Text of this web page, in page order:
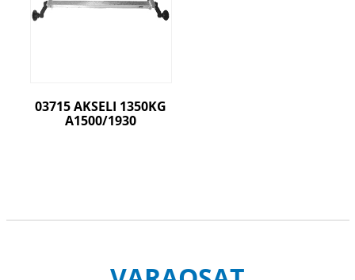
03715 AKSELI 1350KG
A1500/1930